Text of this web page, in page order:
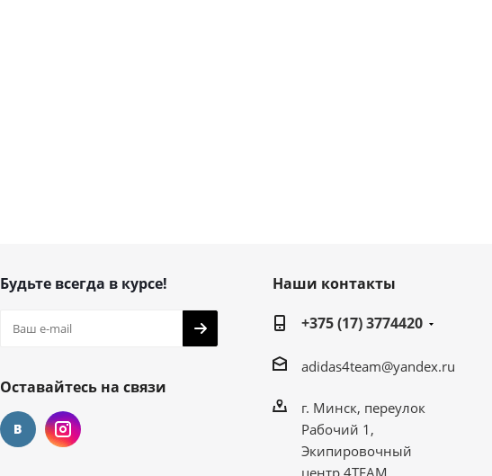
Будьте всегда в курсе!
Оставайтесь на связи
Наши контакты
+375 (17) 3774420
adidas4team@yandex.ru
г. Минск, переулок
Рабочий 1,
Экипировочный
центр 4TEAM